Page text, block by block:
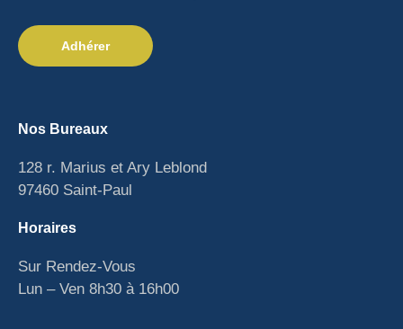
Adhérer
Nos Bureaux
128 r. Marius et Ary Leblond
97460 Saint-Paul
Horaires
Sur Rendez-Vous
Lun – Ven 8h30 à 16h00